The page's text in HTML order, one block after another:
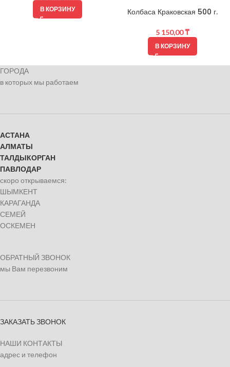
В КОРЗИНУ Колбаса Краковская 500 г.
5 150,00₸
В КОРЗИНУ
ГОРОДА
в которых мы работаем
АСТАНА
АЛМАТЫ
ТАЛДЫКОРГАН
ПАВЛОДАР
скоро открываемся:
ШЫМКЕНТ
КАРАГАНДА
СЕМЕЙ
ОСКЕМЕН
ОБРАТНЫЙ ЗВОНОК
мы Вам перезвоним
ЗАКАЗАТЬ ЗВОНОК
НАШИ КОНТАКТЫ
адрес и телефон